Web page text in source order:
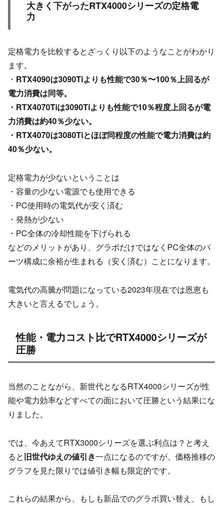
大きく下がったRTX4000シリーズの定格電
力
定格電力を比較するとざっくり以下のようなことがわかり
ます。
・ RTX4090は3090Tiよりも性能で30％〜100％上回るが
電力消費は同等。
・RTX4070Tiは3090Tiよりも性能で10％程度上回るが電
力消費は約40％少ない。
・RTX4070は3080Tiとほぼ同程度の性能で電力消費は約
40％少ない。
定格電力が少ないということは
・容量の少ない電源でも使用できる
・PC使用時の電気代が安く済む
・発熱が少ない
・PC全体の冷却性能を下げられる
などのメリットがあり、グラボだけではなくPC全体のパ
ーツ構成に余裕が生まれる（安く済む）ことになります。
電気代の高騰が問題になっている2023年現在では恩恵も
大きいと言えるでしょう。
性能・電力コスト比でRTX4000シリーズが
圧勝
当然のことながら、新世代となるRTX4000シリーズが性
能や電力効率などすべての面において圧勝という結果にな
りました。
では、今あえてRTX3000シリーズを選ぶ利点は？と考え
ると旧世代ゆえの値引き一点になるのですが、価格推移の
グラフを見た限りでは値引き幅も限定的です。
これらの結果から、もしも新品でのグラボ買い替え、もし